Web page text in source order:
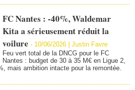
FC Nantes : -40%, Waldemar
Kita a sérieusement réduit la
voilure - 10/06/2026 |Justin Favre
Feu vert total de la DNCG pour le FC
Nantes : budget de 30 à 35 M€ en Ligue 2,
mais ambition intacte pour la remontée.